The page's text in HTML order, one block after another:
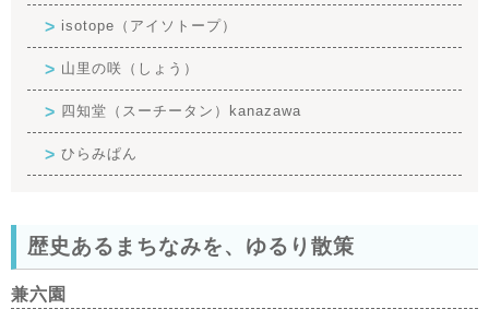
isotope（アイソトープ）
山里の咲（しょう）
四知堂（スーチータン）kanazawa
ひらみぱん
歴史あるまちなみを、ゆるり散策
兼六園